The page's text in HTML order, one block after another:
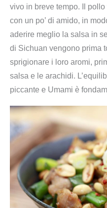
vivo in breve tempo. Il
con un po’ di amido, in
aderire meglio la salsa in
di Sichuan vengono prima
sprigionare i loro aromi,
salsa e le arachidi.
piccante e Umami è